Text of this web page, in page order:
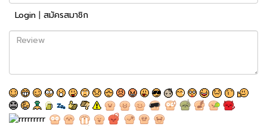
Login | สมัครสมาชิก
Review